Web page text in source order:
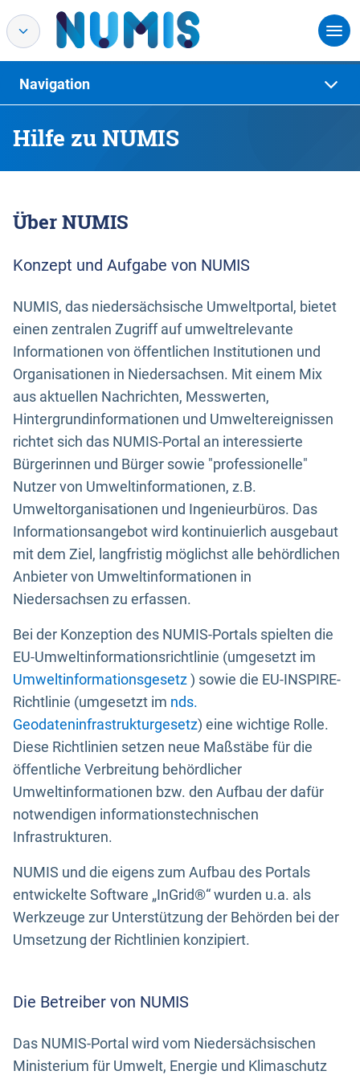
Hilfe zu NUMIS
Navigation
Über NUMIS
Konzept und Aufgabe von NUMIS
NUMIS, das niedersächsische Umweltportal, bietet
einen zentralen Zugriff auf umweltrelevante
Informationen von öffentlichen Institutionen und
Organisationen in Niedersachsen. Mit einem Mix
aus aktuellen Nachrichten, Messwerten,
Hintergrundinformationen und Umweltereignissen
richtet sich das NUMIS-Portal an interessierte
Bürgerinnen und Bürger sowie "professionelle"
Nutzer von Umweltinformationen, z.B.
Umweltorganisationen und Ingenieurbüros. Das
Informationsangebot wird kontinuierlich ausgebaut
mit dem Ziel, langfristig möglichst alle behördlichen
Anbieter von Umweltinformationen in
Niedersachsen zu erfassen.
Bei der Konzeption des NUMIS-Portals spielten die
EU-Umweltinformationsrichtlinie (umgesetzt im
Umweltinformationsgesetz) sowie die EU-INSPIRE-
Richtlinie (umgesetzt im nds.
Geodateninfrastrukturgesetz) eine wichtige Rolle.
Diese Richtlinien setzen neue Maßstäbe für die
öffentliche Verbreitung behördlicher
Umweltinformationen bzw. den Aufbau der dafür
notwendigen informationstechnischen
Infrastrukturen.
NUMIS und die eigens zum Aufbau des Portals
entwickelte Software „InGrid®“ wurden u.a. als
Werkzeuge zur Unterstützung der Behörden bei der
Umsetzung der Richtlinien konzipiert.
Die Betreiber von NUMIS
Das NUMIS-Portal wird vom Niedersächsischen
Ministerium für Umwelt, Energie und Klimaschutz